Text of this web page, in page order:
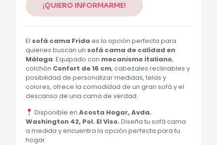
¡QUIERO INFORMARME!
El sofá cama Frida es la opción perfecta para
quienes buscan un sofá cama de calidad en
Málaga. Equipado con mecanismo italiano,
colchón Confort de 16 cm, cabezales reclinables y
posibilidad de personalizar medidas, telas y
colores, ofrece la comodidad de un gran sofá y el
descanso de una cama de verdad.
Disponible en Acosta Hogar, Avda.
Washington 42, Pol. El Viso. Diseña tu sofá cama
a medida y encuentra la opción perfecta para tu
hogar.